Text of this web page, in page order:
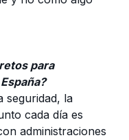
para
seguridad, la
cada día es
administraciones